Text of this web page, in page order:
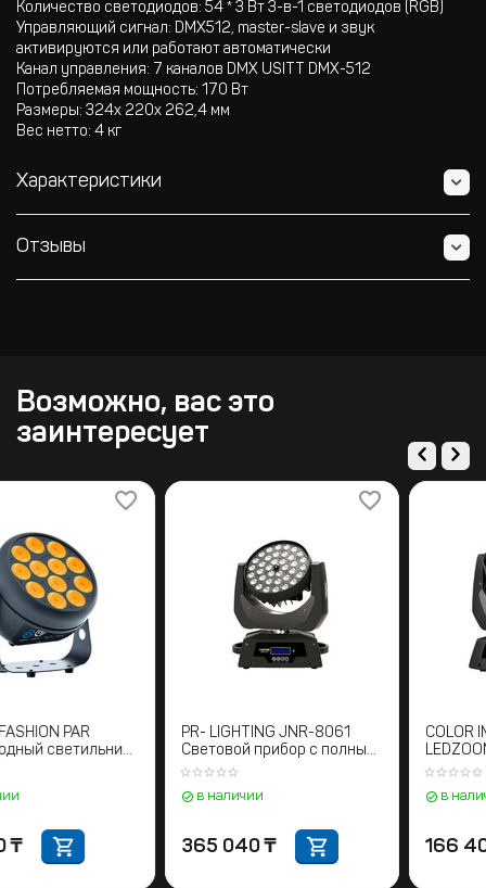
Количество светодиодов: 54 * 3 Вт 3-в-1 светодиодов (RGB)
Управляющий сигнал: DMX512, master-slave и звук
активируются или работают автоматически
Канал управления: 7 каналов DMX USITT DMX-512
Потребляемая мощность: 170 Вт
Размеры: 324х 220х 262,4 мм
Вес нетто: 4 кг
Характеристики
Отзывы
Возможно, вас это
заинтересует
STAGE4 FASHION PAR
Светодиодный светильник
131 040
PR- LIGHTING JNR-8061
Световой прибор с полным
365 040